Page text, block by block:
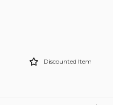
Discounted Item